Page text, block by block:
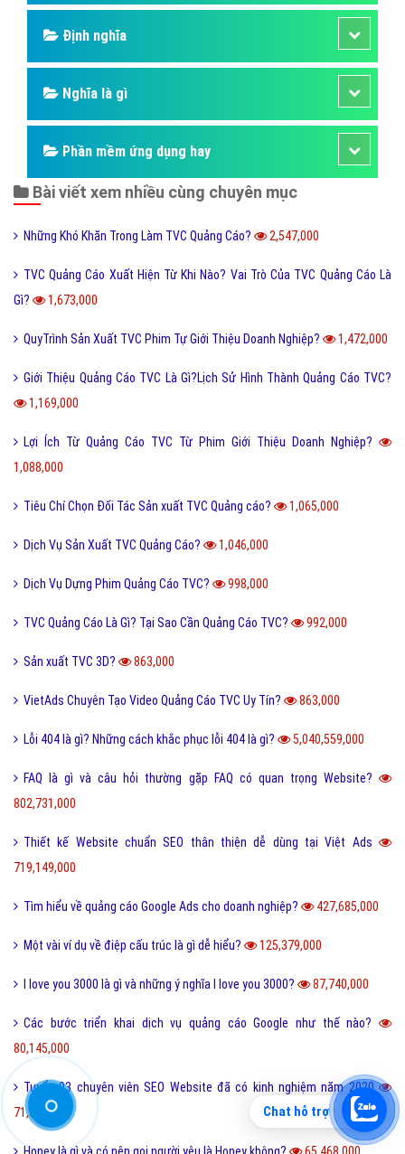
Định nghĩa
Nghĩa là gì
Phần mềm ứng dụng hay
Bài viết xem nhiều cùng chuyên mục
Những Khó Khăn Trong Làm TVC Quảng Cáo? 2,547,000
TVC Quảng Cáo Xuất Hiện Từ Khi Nào? Vai Trò Của TVC Quảng Cáo Là
Gì?
1,673,000
QuyTrình Sản Xuất TVC Phim Tự Giới Thiệu Doanh Nghiệp? 1,472,000
Giới Thiệu Quảng Cáo TVC Là Gì?Lịch Sử Hình Thành Quảng Cáo TVC?
1,169,000
Lợi Ích Từ Quảng Cáo TVC Từ Phim Giới Thiệu Doanh Nghiệp?
1,088,000
Tiêu Chí Chọn Đối Tác Sản xuất TVC Quảng cáo? 1,065,000
Dịch Vụ Sản Xuất TVC Quảng Cáo? 1,046,000
Dịch Vụ Dựng Phim Quảng Cáo TVC? 998,000
TVC Quảng Cáo Là Gì? Tại Sao Cần Quảng Cáo TVC? 992,000
Sản xuất TVC 3D? 863,000
VietAds Chuyên Tạo Video Quảng Cáo TVC Uy Tín? 863,000
Lỗi 404 là gì? Những cách khắc phục lỗi 404 là gì? 5,040,559,000
FAQ là gì và câu hỏi thường gặp FAQ có quan trọng Website?
802,731,000
Thiết kế Website chuẩn SEO thân thiện dễ dùng tại Việt Ads
719,149,000
Tìm hiểu về quảng cáo Google Ads cho doanh nghiệp? 427,685,000
Một vài ví dụ về điệp cấu trúc là gì dễ hiểu? 125,379,000
I love you 3000 là gì và những ý nghĩa I love you 3000? 87,740,000
Các bước triển khai dịch vụ quảng cáo Google như thế nào?
80,145,000
Tuyển 03 chuyên viên SEO Website đã có kinh nghiệm năm 2020
71,840,000
Honey là gì và có nên gọi người yêu là Honey không? 65,468,000
Chat hỗ trợ